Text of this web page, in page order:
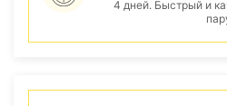
4 дней. Быстрый и